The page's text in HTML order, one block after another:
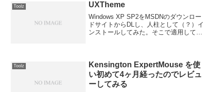
Toolz UXTheme
Windows XP SP2をMSDNのダウンロー
ドサイトからDLし、人柱として（？）イ
ンストールしてみた。そこで適用してい
Toolz
Kensington ExpertMouse を使
い初めて4ヶ月経ったのでレビュ
ーしてみる